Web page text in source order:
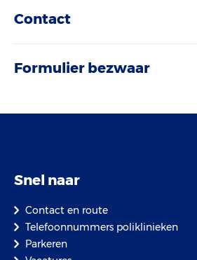
Contact
Formulier bezwaar
Snel naar
Contact en route
Telefoonnummers poliklinieken
Parkeren